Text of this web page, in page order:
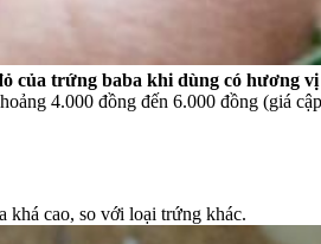
của trứng baba khi dùng có hương
4.000 đồng đến 6.000 đồng (giá
khá cao, so với loại trứng khác.